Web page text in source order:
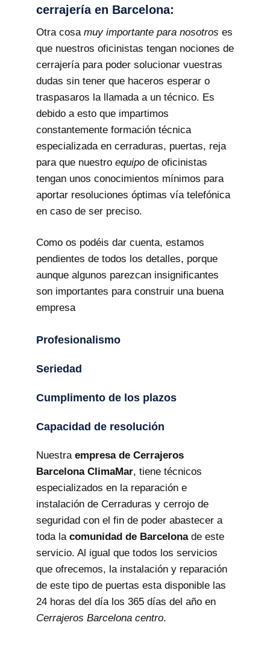
cerrajería en Barcelona:
Otra cosa muy importante para nosotros es
que nuestros oficinistas tengan nociones de
cerrajería para poder solucionar vuestras
dudas sin tener que haceros esperar o
traspasaros la llamada a un técnico. Es
debido a esto que impartimos
constantemente formación técnica
especializada en cerraduras, puertas, reja
para que nuestro equipo de oficinistas
tengan unos conocimientos mínimos para
aportar resoluciones óptimas vía telefónica
en caso de ser preciso.
Como os podéis dar cuenta, estamos
pendientes de todos los detalles, porque
aunque algunos parezcan insignificantes
son importantes para construir una buena
empresa
Profesionalismo
Seriedad
Cumplimento de los plazos
Capacidad de resolución
Nuestra empresa de Cerrajeros
Barcelona ClimaMar, tiene técnicos
especializados en la reparación e
instalación de Cerraduras y cerrojo de
seguridad con el fin de poder abastecer a
toda la comunidad de Barcelonade este
servicio. Al igual que todos los servicios
que ofrecemos, la instalación y reparación
de este tipo de puertas esta disponible las
24 horas del día los 365 días del año en
Cerrajeros Barcelona centro.